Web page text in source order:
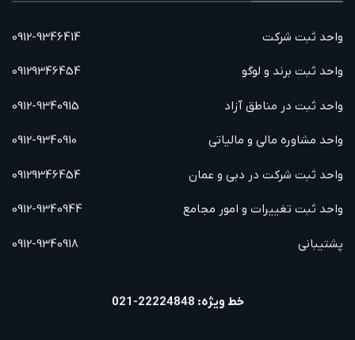
واحد ثبت شرکت
واحد ثبت برند و لوگو
واحد ثبت در مناطق آزاد
واحد مشاوره مالی و مالیاتی
واحد ثبت شرکت در دبی و عمان
واحد ثبت تغییرات و امور مجامع
پشتیبانی
0912-9346414
09129346454
0912-9340915
0912-9340910
09129346454
0912-9340944
0912-9340918
خط ویژه: 22224848-021